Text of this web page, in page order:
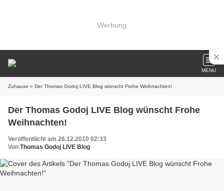
Werbung
MENU
Zuhause » Der Thomas Godoj LIVE Blog wünscht Frohe Weihnachten!
Der Thomas Godoj LIVE Blog wünscht Frohe
Weihnachten!
Veröffentlicht am 26.12.2010 02:33
Von Thomas Godoj LIVE Blog